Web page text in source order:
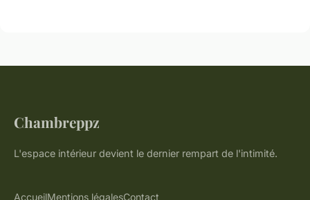
Chambreppz
L'espace intérieur devient le dernier rempart de l'intimité.
AccueilMentions légalesContact